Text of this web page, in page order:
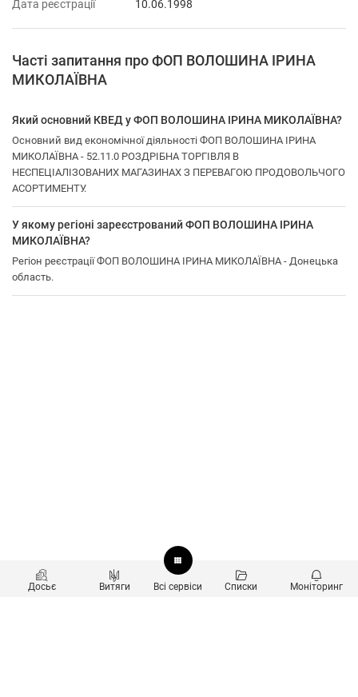
Дата реєстрації
10.06.1998
Часті запитання про ФОП ВОЛОШИНА ІРИНА
МИКОЛАЇВНА
Який основний КВЕД у ФОП ВОЛОШИНА ІРИНА МИКОЛАЇВНА?
Основний вид економічної діяльності ФОП ВОЛОШИНА ІРИНА
МИКОЛАЇВНА - 52.11.0 РОЗДРІБНА ТОРГІВЛЯ В
НЕСПЕЦІАЛІЗОВАНИХ МАГАЗИНАХ З ПЕРЕВАГОЮ ПРОДОВОЛЬЧОГО
АСОРТИМЕНТУ.
У якому регіоні зареєстрований ФОП ВОЛОШИНА ІРИНА
МИКОЛАЇВНА?
Регіон реєстрації ФОП ВОЛОШИНА ІРИНА МИКОЛАЇВНА - Донецька
область.
Досьє Витяги Всі сервіси Списки Моніторинг